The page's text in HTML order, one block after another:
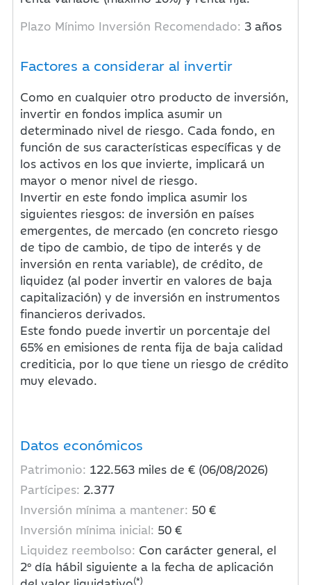
Plazo Mínimo Inversión Recomendado: 3 años
Factores a considerar al invertir
Como en cualquier otro producto de inversión,
invertir en fondos implica asumir un
determinado nivel de riesgo. Cada fondo, en
función de sus características específicas y de
los activos en los que invierte, implicará un
mayor o menor nivel de riesgo.
Invertir en este fondo implica asumir los
siguientes riesgos: de inversión en países
emergentes, de mercado (en concreto riesgo
de tipo de cambio, de tipo de interés y de
inversión en renta variable), de crédito, de
liquidez (al poder invertir en valores de baja
capitalización) y de inversión en instrumentos
financieros derivados.
Este fondo puede invertir un porcentaje del
65% en emisiones de renta fija de baja calidad
crediticia, por lo que tiene un riesgo de crédito
muy elevado.
Datos económicos
Patrimonio: 122.563 miles de € (06/08/2026)
Partícipes: 2.377
Inversión mínima a mantener: 50 €
Inversión mínima inicial: 50 €
Liquidez reembolso: Con carácter general, el
2º día hábil siguiente a la fecha de aplicación
(*)